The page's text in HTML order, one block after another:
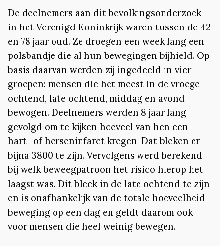
De deelnemers aan dit bevolkingsonderzoek
in het Verenigd Koninkrijk waren tussen de 42
en 78 jaar oud. Ze droegen een week lang een
polsbandje die al hun bewegingen bijhield. Op
basis daarvan werden zij ingedeeld in vier
groepen: mensen die het meest in de vroege
ochtend, late ochtend, middag en avond
bewogen. Deelnemers werden 8 jaar lang
gevolgd om te kijken hoeveel van hen een
hart- of herseninfarct kregen. Dat bleken er
bijna 3800 te zijn. Vervolgens werd berekend
bij welk beweegpatroon het risico hierop het
laagst was. Dit bleek in de late ochtend te zijn
en is onafhankelijk van de totale hoeveelheid
beweging op een dag en geldt daarom ook
voor mensen die heel weinig bewegen.